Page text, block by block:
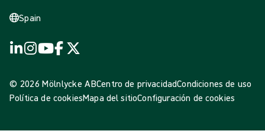
Spain
© 2026 Mölnlycke ABCentro de privacidadCondiciones de uso
Política de cookiesMapa del sitioConfiguración de cookies